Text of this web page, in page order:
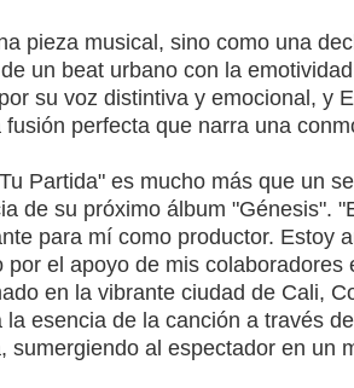
pieza musical, sino como una
un beat urbano con la
su voz distintiva y emocional, y
perfecta que narra una
Partida" es mucho más que un
de su próximo álbum "Génesis".
para mí como productor. Estoy
el apoyo de mis colaboradores
en la vibrante ciudad de Cali,
esencia de la canción a través
sumergiendo al espectador en un